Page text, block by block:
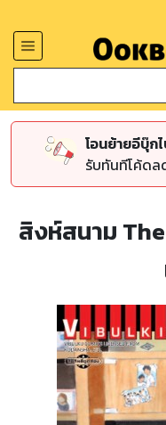
โอนย้ายอีบุ๊ก
รับทันทีโค้ดล
สิงห์สนาม